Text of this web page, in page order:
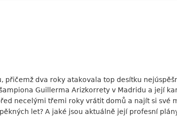
přičemž dva roky atakovala top desítku
Guillerma Arizkorrety v Madridu a její
necelými třemi roky vrátit domů a najít si své
let? A jaké jsou aktuálně její profesní